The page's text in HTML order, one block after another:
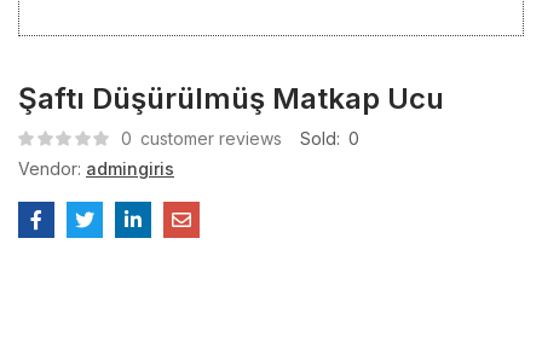
Şaftı Düşürülmüş Matkap Ucu
0 customer reviews Sold: 0
Vendor: admingiris